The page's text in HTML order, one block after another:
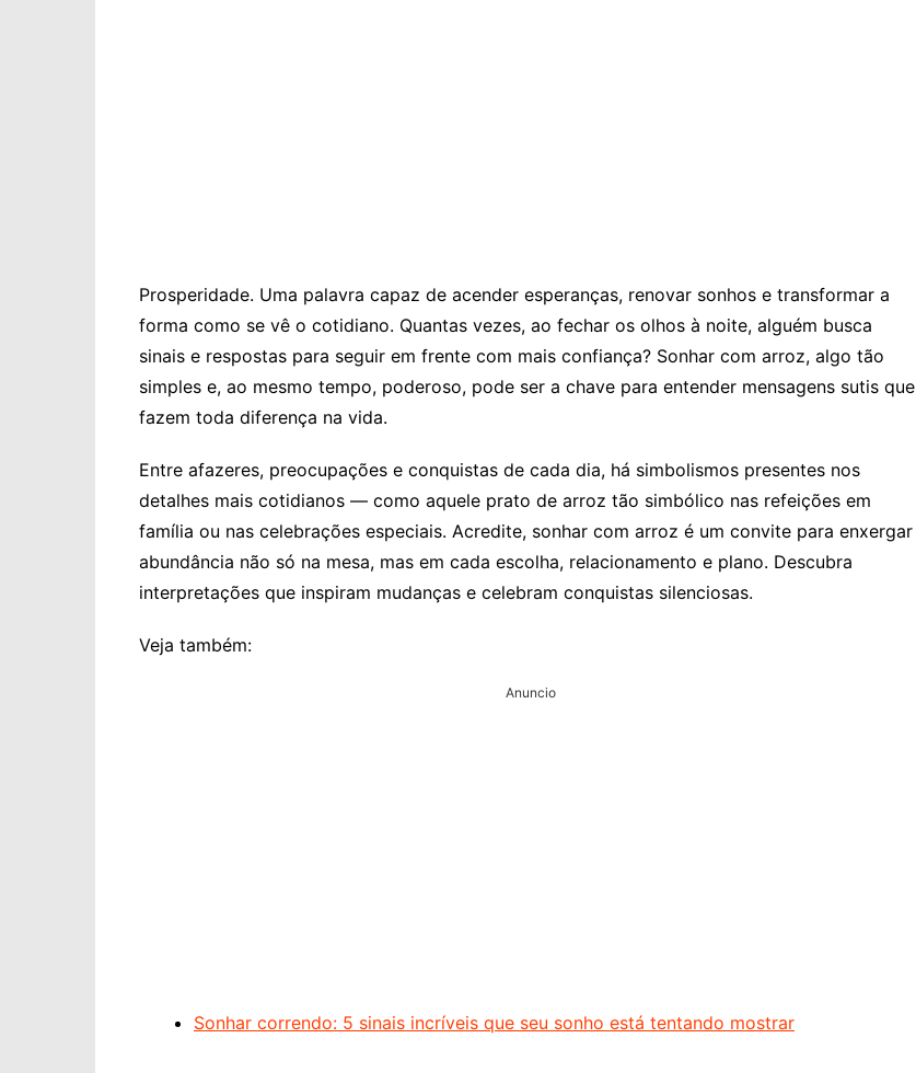
Prosperidade. Uma palavra capaz de acender esperanças, renovar sonhos e transformar a
forma como se vê o cotidiano. Quantas vezes, ao fechar os olhos à noite, alguém busca
sinais e respostas para seguir em frente com mais confiança? Sonhar com arroz, algo tão
simples e, ao mesmo tempo, poderoso, pode ser a chave para entender mensagens sutis que
fazem toda diferença na vida.
Entre afazeres, preocupações e conquistas de cada dia, há simbolismos presentes nos
detalhes mais cotidianos — como aquele prato de arroz tão simbólico nas refeições em
família ou nas celebrações especiais. Acredite, sonhar com arroz é um convite para enxergar
abundância não só na mesa, mas em cada escolha, relacionamento e plano. Descubra
interpretações que inspiram mudanças e celebram conquistas silenciosas.
Veja também:
Anuncio
Sonhar correndo: 5 sinais incríveis que seu sonho está tentando mostrar